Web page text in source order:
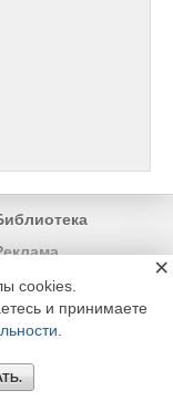
+7 (495) 665-00-
cookies.
и принимаете
×